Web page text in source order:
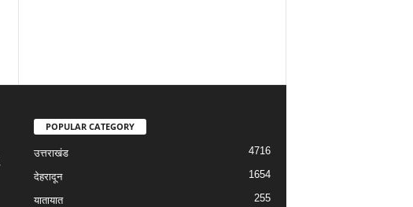
POPULAR CATEGORY
उत्तराखंड 4716
देहरादून 1654
यातायात 255